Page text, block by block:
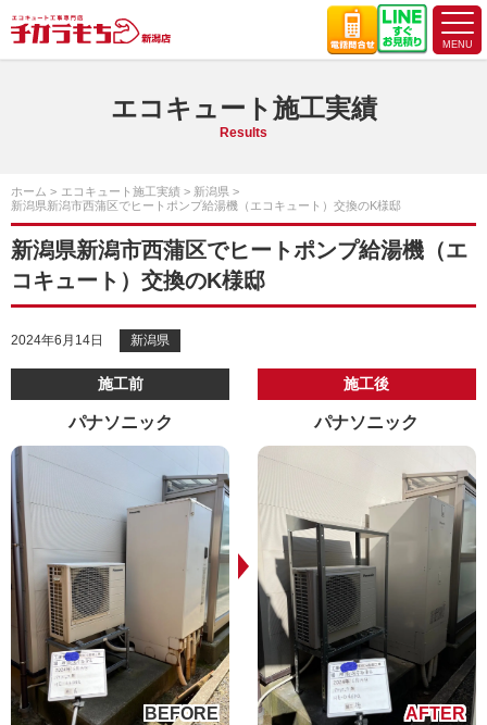
エコキュート施工実績
Results
ホーム エコキュート施工実績
新潟県
新潟県新潟市西蒲区でヒートポンプ給湯機（エコキュート）交換のK様邸
新潟県新潟市西蒲区でヒートポンプ給湯機（エ
コキュート）交換のK様邸
2024年6月14日 新潟県
施工前
パナソニック
施工後
パナソニック